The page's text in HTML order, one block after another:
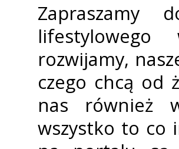
Zapraszamy
lifestylowego
rozwijamy,
czego chcą od
nas również
wszystko to co